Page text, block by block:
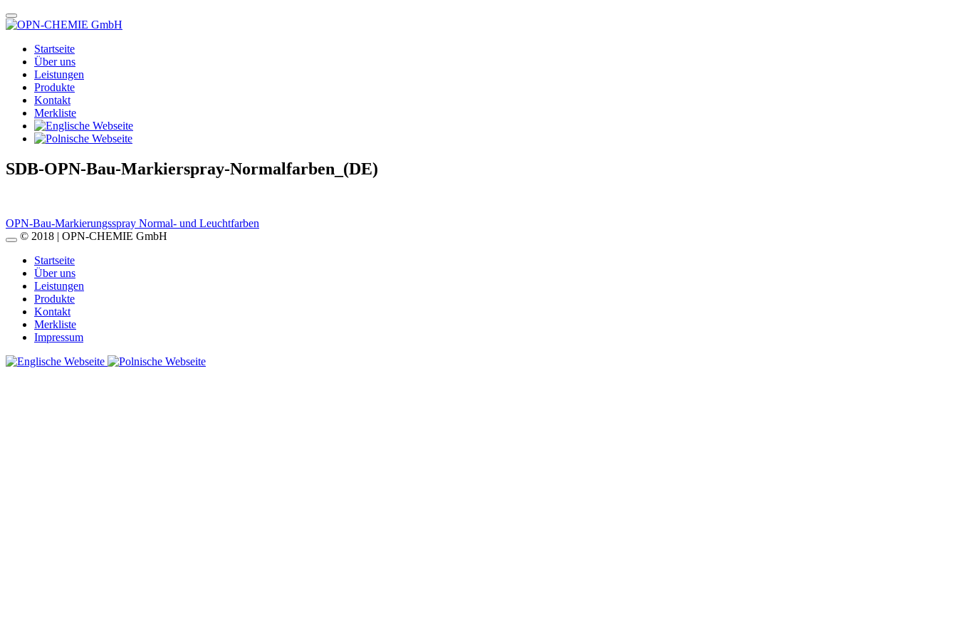
Startseite
Über uns
Leistungen
Produkte
Kontakt
Merkliste
SDB-OPN-Bau-Markierspray-Normalfarben_(DE)
Beitragsnavigation
OPN-Bau-Markierungsspray Normal- und Leuchtfarben
© 2018 | OPN-CHEMIE GmbH
Startseite
Über uns
Leistungen
Produkte
Kontakt
Merkliste
Impressum